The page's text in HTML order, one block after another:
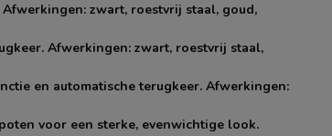
zwart, roestvrij staal, goud,
Afwerkingen: zwart, roestvrij staal,
en automatische terugkeer. Afwerkingen:
voor een sterke, evenwichtige look.